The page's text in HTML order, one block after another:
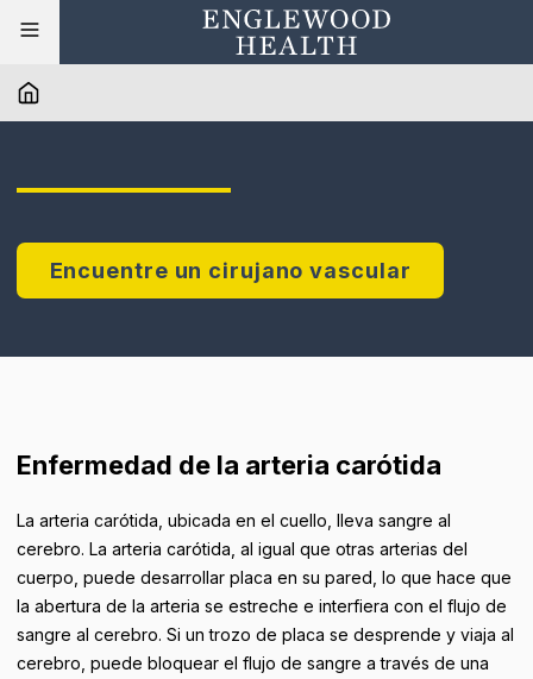
Encuentre un cirujano vascular
Enfermedad de la arteria carótida
La arteria carótida, ubicada en el cuello, lleva sangre al
cerebro. La arteria carótida, al igual que otras arterias del
cuerpo, puede desarrollar placa en su pared, lo que hace que
la abertura de la arteria se estreche e interfiera con el flujo de
sangre al cerebro. Si un trozo de placa se desprende y viaja al
cerebro, puede bloquear el flujo de sangre a través de una